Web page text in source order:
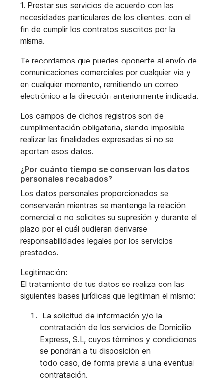
1. Prestar sus servicios de acuerdo con las
necesidades particulares de los clientes, con el
fin de cumplir los contratos suscritos por la
misma.
Te recordamos que puedes oponerte al envío de
comunicaciones comerciales por cualquier vía y
en cualquier momento, remitiendo un correo
electrónico a la dirección anteriormente indicada.
Los campos de dichos registros son de
cumplimentación obligatoria, siendo imposible
realizar las finalidades expresadas si no se
aportan esos datos.
¿Por cuánto tiempo se conservan los datos
personales recabados?
Los datos personales proporcionados se
conservarán mientras se mantenga la relación
comercial o no solicites su supresión y durante el
plazo por el cuál pudieran derivarse
responsabilidades legales por los servicios
prestados.
Legitimación:
El tratamiento de tus datos se realiza con las
siguientes bases jurídicas que legitiman el mismo:
La solicitud de información y/o la
contratación de los servicios de Domicilio
Express, S.L, cuyos términos y condiciones
se pondrán a tu disposición en
todo caso, de forma previa a una eventual
contratación.